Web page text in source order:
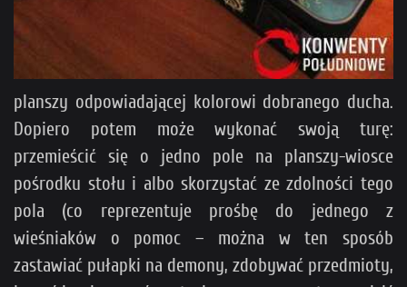
planszy odpowiadającej kolorowi dobranego ducha.
Dopiero potem może wykonać swoją turę:
przemieścić się o jedno pole na planszy-wiosce
pośrodku stołu i albo skorzystać ze zdolności tego
pola (co reprezentuje prośbę do jednego z
wieśniaków o pomoc – można w ten sposób
zastawiać pułapki na demony, zdobywać przedmioty,